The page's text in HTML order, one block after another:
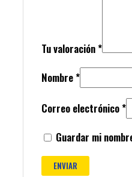
Tu valoración*
Nombre*
Correo electrónico*
Guardar mi